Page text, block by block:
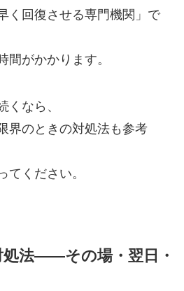
く回復させる専門機関」で
間がかかります。
くなら、
界のときの対処法も参考
てください。
法——その場・翌日・